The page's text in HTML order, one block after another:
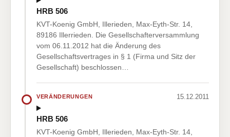
HRB 506
KVT-Koenig GmbH, Illerieden, Max-Eyth-Str. 14,
89186 Illerrieden. Die Gesellschafterversammlung
vom 06.11.2012 hat die Änderung des
Gesellschaftsvertrages in § 1 (Firma und Sitz der
Gesellschaft) beschlossen…
VERÄNDERUNGEN 15.12.2011
HRB 506
KVT-Koenig GmbH, Illerieden, Max-Eyth-Str. 14,